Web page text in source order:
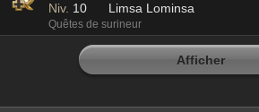
Niv. 10 Limsa Lominsa
Quêtes de surineur
Afficher